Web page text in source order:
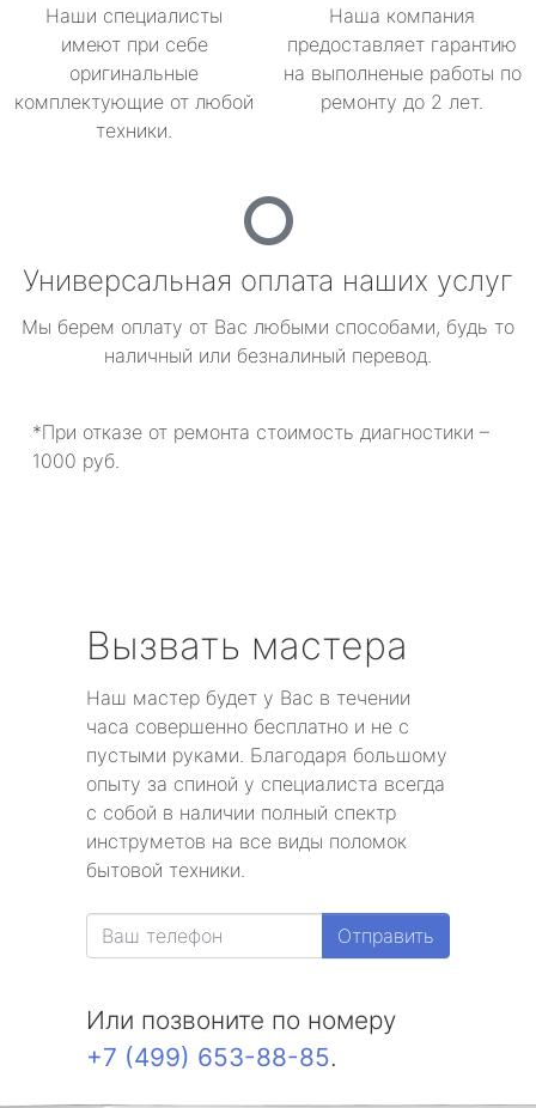
Наши специалисты
имеют при себе
оригинальные
комплектующие от любой
техники.
Наша компания
предоставляет гарантию
на выполненые работы по
ремонту до 2 лет.
Универсальная оплата наших услуг
Мы берем оплату от Вас любыми способами, будь то
наличный или безналиный перевод.
*При отказе от ремонта стоимость диагностики –
1000 руб.
Вызвать мастера
Наш мастер будет у Вас в течении
часа совершенно бесплатно и не с
пустыми руками. Благодаря большому
опыту за спиной у специалиста всегда
с собой в наличии полный спектр
инструметов на все виды поломок
бытовой техники.
Отправить
Или позвоните по номеру
+7 (499) 653-88-85.